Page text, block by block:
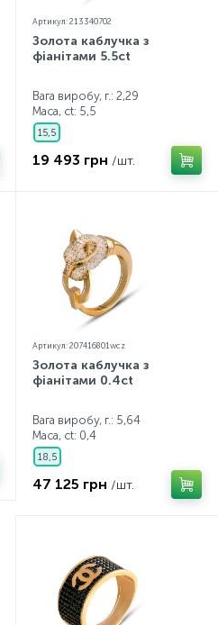
Артикул: 213340702
Золота каблучка з
фіанітами 5.5ct
Вага виробу, г.: 2,29
Маса, ct: 5,5
15,5
19 493 грн /шт.
Артикул: 207416801wcz
Золота каблучка з
фіанітами 0.4ct
Вага виробу, г.: 5,64
Маса, ct: 0,4
18,5
47 125 грн /шт.